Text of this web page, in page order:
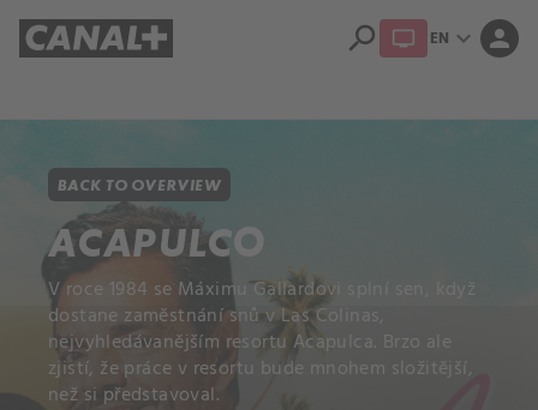
search EN expand_more person
BACK TO OVERVIEW
ACAPULCO
V roce 1984 se Máximu Gallardovi splní sen, když
dostane zaměstnání snů v Las Colinas,
nejvyhledávanějším resortu Acapulca. Brzo ale
zjistí, že práce v resortu bude mnohem složitější,
než si představoval.